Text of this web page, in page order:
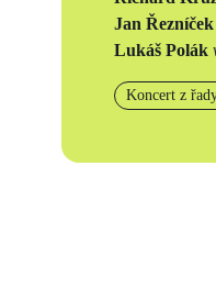
Jan Řezníček
Lukáš Polák
Koncert z